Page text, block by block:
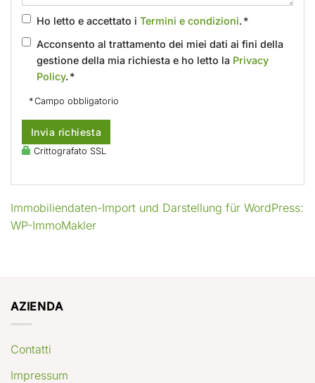
Ho letto e accettato i Termini e condizioni. *
Acconsento al trattamento dei miei dati ai fini della
gestione della mia richiesta e ho letto la Privacy
Policy. *
* Campo obbligatorio
Invia richiesta
Crittografato SSL
Immobiliendaten-Import und Darstellung für WordPress:
WP-ImmoMakler
AZIENDA
Contatti
Impressum